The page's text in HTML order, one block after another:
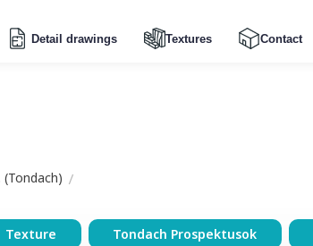
Detail drawings Textures Contact
Texture Tondach Prospektusok